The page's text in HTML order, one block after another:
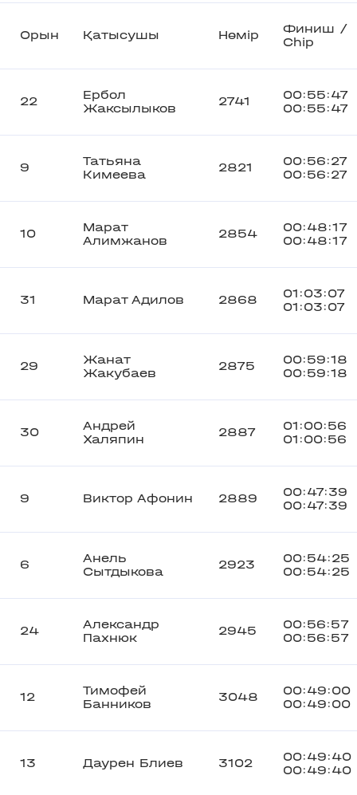
Орын Қатысушы Нөмір
Финиш /
Chip
22
Ербол
Жаксылыков
2741
00:55:47
00:55:47
9
Татьяна
Кимеева
2821
00:56:27
00:56:27
10
Марат
Алимжанов
2854
00:48:17
00:48:17
31 Марат Адилов 2868
01:03:07
01:03:07
29
Жанат
Жакубаев
2875
00:59:18
00:59:18
30
Андрей
Халяпин
2887
01:00:56
01:00:56
9 Виктор Афонин 2889
00:47:39
00:47:39
6
Анель
Сытдыкова
2923
00:54:25
00:54:25
24
Александр
Пахнюк
2945
00:56:57
00:56:57
12
Тимофей
Банников
3048
00:49:00
00:49:00
13 Даурен Блиев 3102
00:49:40
00:49:40